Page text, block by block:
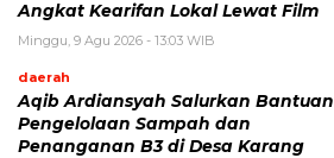
Angkat Kearifan Lokal Lewat Film
Minggu, 9 Agu 2026 - 13:03 WIB
daerah
Aqib Ardiansyah Salurkan Bantuan
Pengelolaan Sampah dan
Penanganan B3 di Desa Karang